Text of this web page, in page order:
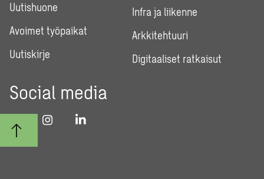
Uutishuone
Avoimet työpaikat
Uutiskirje
Infra ja liikenne
Arkkitehtuuri
Digitaaliset ratkaisut
Social media